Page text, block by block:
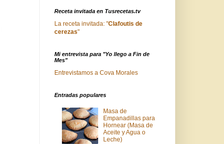
Receta invitada en Tusrecetas.tv
La receta invitada: "Clafoutis de
cerezas"
Mi entrevista para "Yo llego a Fin de
Mes"
Entrevistamos a Cova Morales
Entradas populares
Masa de
Empanadillas para
Hornear (Masa de
Aceite y Agua o
Leche)